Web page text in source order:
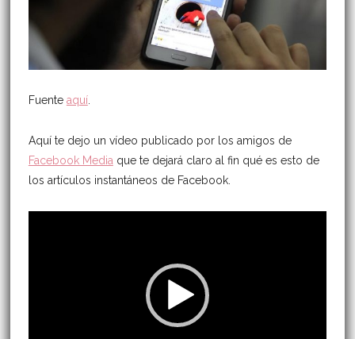
Fuente aquí.
Aquí te dejo un vídeo publicado por los amigos de
Facebook Media que te dejará claro al fin qué es esto de
los artículos instantáneos de Facebook.